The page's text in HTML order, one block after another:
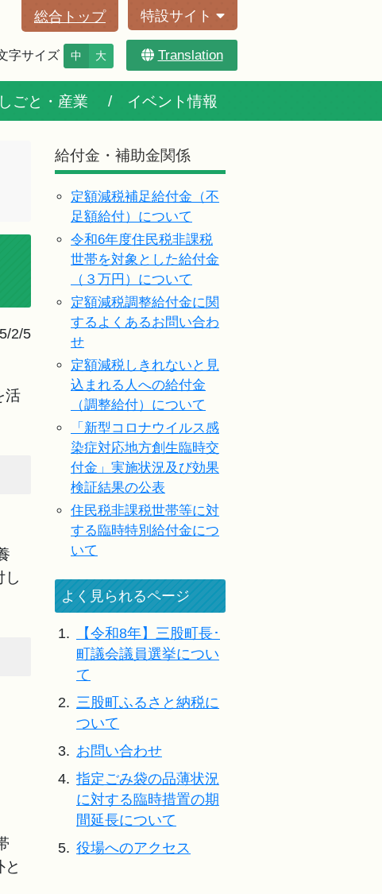
総合トップ 特設サイト
字サイズ 中 大 Translation
しごと・産業 イベント情報
2/5
活
し
給付金・補助金関係
定額減税補足給付金（不
足額給付）について
令和6年度住民税非課税
世帯を対象とした給付金
（３万円）について
定額減税調整給付金に関
するよくあるお問い合わ
せ
定額減税しきれないと見
込まれる人への給付金
（調整給付）について
「新型コロナウイルス感
染症対応地方創生臨時交
付金」実施状況及び効果
検証結果の公表
住民税非課税世帯等に対
する臨時特別給付金につ
いて
よく見られるページ
1.
【令和8年】三股町長･
町議会議員選挙につい
て
2. 三股町ふるさと納税に
ついて
3. お問い合わせ
4. 指定ごみ袋の品薄状況
に対する臨時措置の期
間延長について
5. 役場へのアクセス